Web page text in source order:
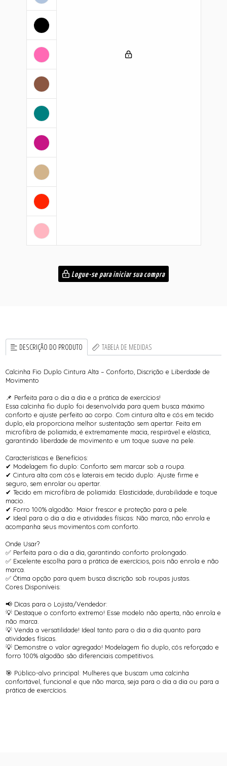
Logue-se para iniciar sua compra
DESCRIÇÃO DO PRODUTO TABELA DE MEDIDAS
Calcinha Fio Duplo Cintura Alta – Conforto, Discrição e Liberdade de
Movimento
📌 Perfeita para o dia a dia e a prática de exercícios!
Essa calcinha fio duplo foi desenvolvida para quem busca máximo
conforto e ajuste perfeito ao corpo. Com cintura alta e cós em tecido
duplo, ela proporciona melhor sustentação sem apertar. Feita em
microfibra de poliamida, é extremamente macia, respirável e elástica,
garantindo liberdade de movimento e um toque suave na pele.
Características e Benefícios:
✔ Modelagem fio duplo: Conforto sem marcar sob a roupa.
✔ Cintura alta com cós e laterais em tecido duplo: Ajuste firme e
seguro, sem enrolar ou apertar.
✔ Tecido em microfibra de poliamida: Elasticidade, durabilidade e toque
macio.
✔ Forro 100% algodão: Maior frescor e proteção para a pele.
✔ Ideal para o dia a dia e atividades físicas: Não marca, não enrola e
acompanha seus movimentos com conforto.
Onde Usar?
✅ Perfeita para o dia a dia, garantindo conforto prolongado.
✅ Excelente escolha para a prática de exercícios, pois não enrola e não
marca.
✅ Ótima opção para quem busca discrição sob roupas justas.
Cores Disponíveis:
📢 Dicas para o Lojista/Vendedor:
💡 Destaque o conforto extremo! Esse modelo não aperta, não enrola e
não marca.
💡 Venda a versatilidade! Ideal tanto para o dia a dia quanto para
atividades físicas.
💡 Demonstre o valor agregado! Modelagem fio duplo, cós reforçado e
forro 100% algodão são diferenciais competitivos.
🎯 Público-alvo principal: Mulheres que buscam uma calcinha
confortável, funcional e que não marca, seja para o dia a dia ou para a
prática de exercícios.